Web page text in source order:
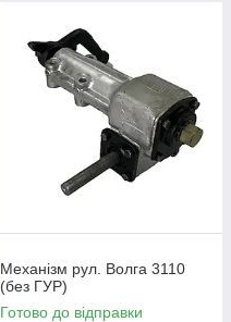
Механізм рул. Волга 3110
(без ГУР)
Готово до відправки